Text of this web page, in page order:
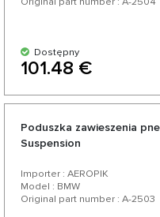
Dostępny
101.48 €
Poduszka zawieszenia
Suspension
Importer : AEROPIK
Model : BMW
Original part number : A-2503